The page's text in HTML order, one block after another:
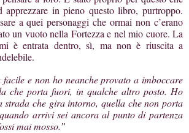
apprezzare in pieno questo libro, purtroppo.
a quei personaggi che ormai non c’erano
un vuoto nella Fortezza e nel mio cuore. La
è entrata dentro, sì, ma non è riuscita a
e non ho neanche provato a imboccare
che porta fuori, in qualche altro posto. Ho
strada che gira intorno, quella che non porta
arrivi sei ancora al punto di partenza
mai mosso.”